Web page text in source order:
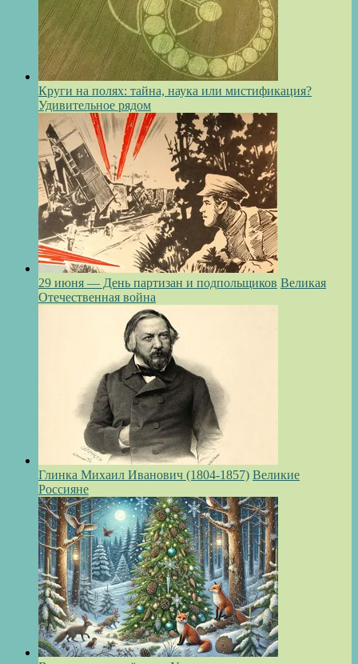
Круги на полях: тайна, наука или мистификация?
Удивительное рядом
29 июня — День партизан и подпольщиков Великая
Отечественная война
Глинка Михаил Иванович (1804-1857) Великие
Россияне